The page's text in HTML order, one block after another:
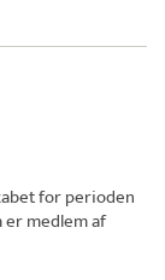
for perioden
er medlem af